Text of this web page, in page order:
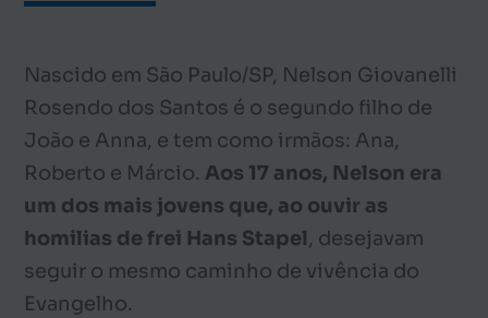
Nascido em São Paulo/SP, Nelson Giovanelli
Rosendo dos Santos é o segundo filho de
João e Anna, e tem como irmãos: Ana,
Roberto e Márcio. Aos 17 anos, Nelson era
um dos mais jovens que, ao ouvir as
homilias de frei Hans Stapel, desejavam
seguir o mesmo caminho de vivência do
Evangelho.